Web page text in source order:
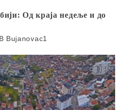
Од краја недеље и до
Bujanovac1